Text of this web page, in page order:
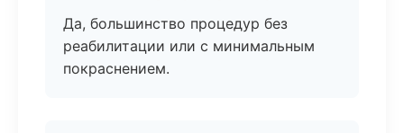
Да, большинство процедур без
реабилитации или с минимальным
покраснением.